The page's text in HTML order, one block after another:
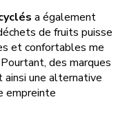
a également
de fruits puisse
et confortables me
des marques
une alternative
empreinte